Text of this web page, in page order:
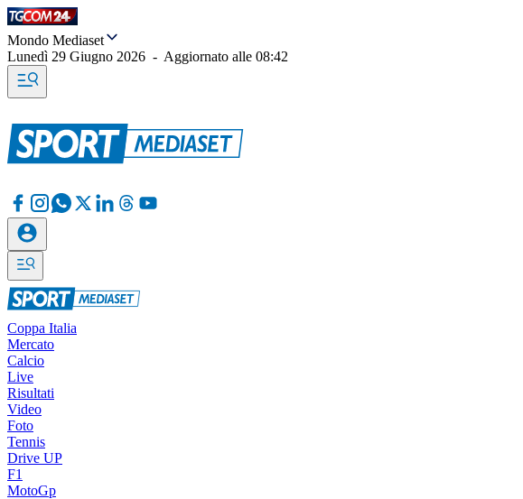
Mondo Mediaset
Lunedì 29 Giugno 2026 - Aggiornato alle 08:42
Coppa Italia
Mercato
Calcio
Live
Risultati
Video
Foto
Tennis
Drive UP
F1
MotoGp